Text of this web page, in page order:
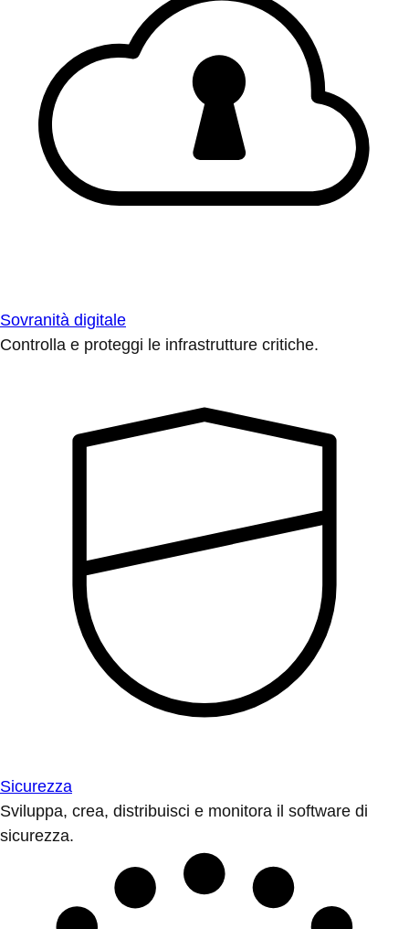
Sovranità digitale
Controlla e proteggi le infrastrutture critiche.
Sicurezza
Sviluppa, crea, distribuisci e monitora il software di
sicurezza.